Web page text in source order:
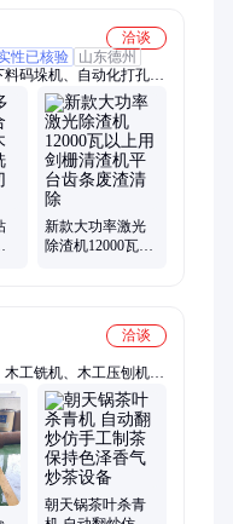
洽谈
性已核验
山东德州
码垛机、自动化打孔设
种非标自动化设备
新款大功率激光
除渣机12000瓦以
洽谈
工铣机、木工压刨机、
机、木工机械抛光机、
钢材打包机、单面压刨
机、倒棱角打磨机、硬
机、刷碗布针织机、清
装折尾机
朝天锅茶叶杀青